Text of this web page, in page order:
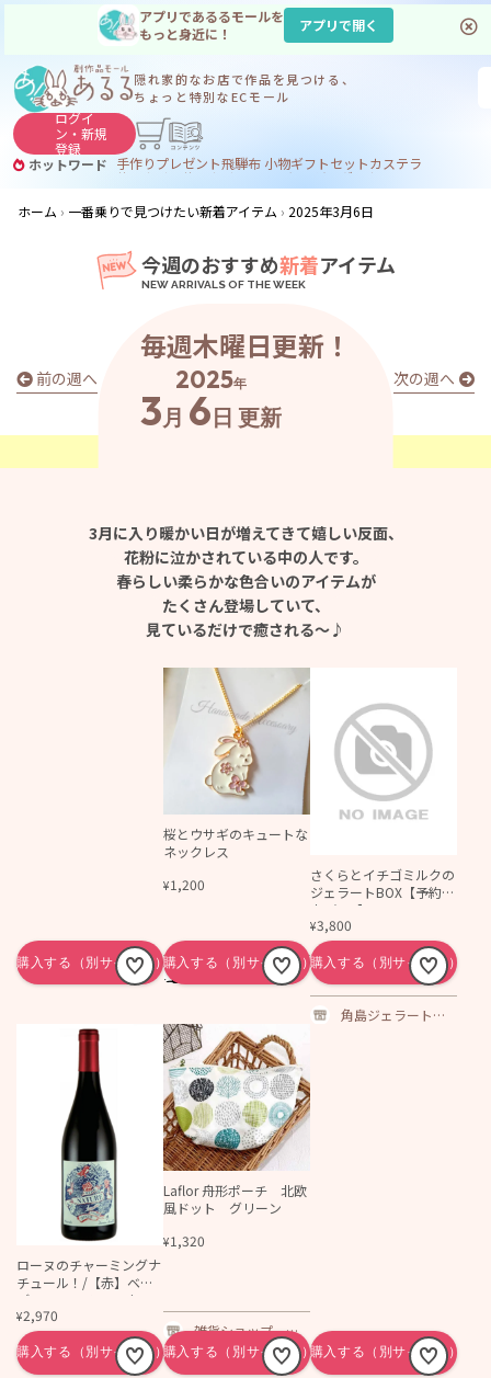
アプリであるるモールを
もっと身近に！
アプリで開く
隠れ家的なお店で作品を見つける、
ちょっと特別なECモール
ログイ
ン・新規
登録
ホットワード 手作りプレゼント飛騨布 小物ギフトセットカステラ
サヌカイト コーヒー
ジンギスカン
ホーム
一番乗りで見つけたい新着アイテム 2025年3月6日
今週のおすすめ新着アイテム
前の週へ
毎週木曜日更新！
2025年
3 月 6日 更新
次の週へ
3月に入り暖かい日が増えてきて嬉しい反面、
花粉に泣かされている中の人です。
春らしい柔らかな色合いのアイテムが
たくさん登場していて、
見ているだけで癒される～♪
桜とウサギのキュートな
ネックレス
¥1,200
ANEL
さくらとイチゴミルクの
ジェラートBOX【予約販
売3/1～】
¥3,800
角島ジェラートポ
ローヌのチャーミングナ
チュール！/【赤】ベネ
デッティ メール ナチ
ュール シラー 2023
¥2,970
Laflor 舟形ポーチ 北欧
風ドット グリーン
¥1,320
雑貨ショップ ハ
ニーシェア